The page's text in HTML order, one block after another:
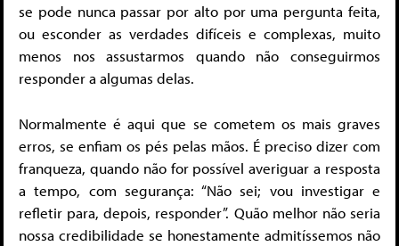
se pode nunca passar por alto por uma pergunta feita,
ou esconder as verdades difíceis e complexas, muito
menos nos assustarmos quando não conseguirmos
responder a algumas delas.
Normalmente é aqui que se cometem os mais graves
erros, se enfiam os pés pelas mãos. É preciso dizer com
franqueza, quando não for possível averiguar a resposta
a tempo, com segurança: “Não sei; vou investigar e
refletir para, depois, responder”. Quão melhor não seria
nossa credibilidade se honestamente admitíssemos não